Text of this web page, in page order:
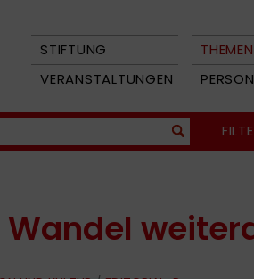
STIFTUNG THEMEN
VERANSTALTUNGEN